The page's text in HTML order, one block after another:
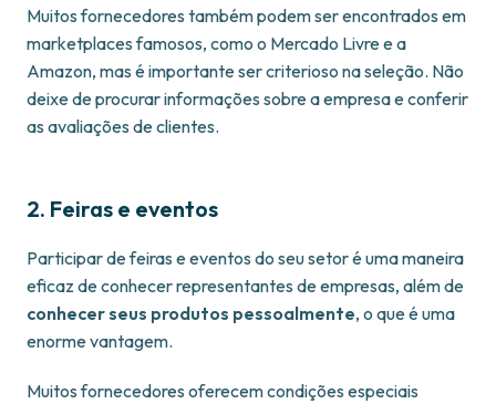
Muitos fornecedores tambémpodem ser encontrados em
marketplaces famosos, como o Mercado Livre e a
Amazon, mas é importante ser criterioso na seleção. Não
deixe de procurar informações sobre a empresa e conferir
as avaliações de clientes.
2. Feiras e eventos
Participar de feiras e eventos do seu setor é uma maneira
eficaz de conhecer representantes de empresas, além de
conhecer seus produtos pessoalmente, o que é uma
enorme vantagem.
Muitos fornecedores oferecem condições especiais